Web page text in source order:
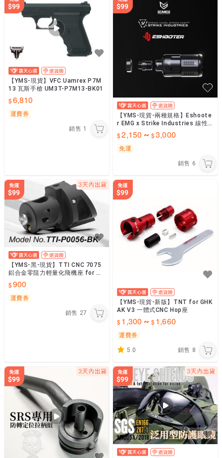
【YMS-現貨】VFC Uamrex P7M
13 瓦斯手槍 UM3T-P7M13-BK01
6,810
運費券
銷售 1
【YMS-現貨-兩種規格】Eshoote
r EMG x Strike Industries 線性
補償器 內建發光器
2,150 ~ 3,000
免運
銷售 6
【YMS-黑-現貨】TTI CNC 7075
鋁合金零阻力輕量化飛機座 for SS
P5 TTI-P0056-BK
900
運費券
銷售 27
【YMS-現貨-新版】TNT for GHK
AK V3 一體式CNC Hop座
1,300 ~ 1,660
運費券
5.0 銷售 8